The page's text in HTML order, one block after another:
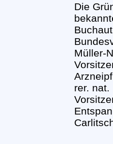
Die
Müller-
rer.